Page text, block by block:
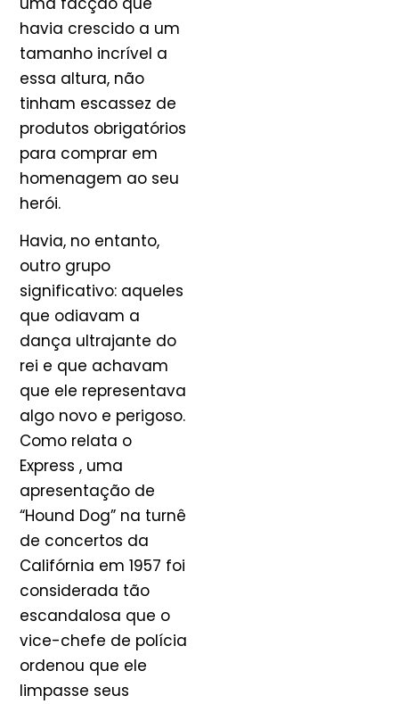
havia crescido a um
tamanho incrível a
essa altura, não
tinham escassez de
produtos obrigatórios
para comprar em
homenagem ao seu
herói.
Havia, no entanto,
outro grupo
significativo: aqueles
que odiavam a
dança ultrajante do
rei e que achavam
que ele representava
algo novo e perigoso.
Como relata o
Express , uma
apresentação de
“Hound Dog” na turnê
de concertos da
Califórnia em 1957 foi
considerada tão
escandalosa que o
vice-chefe de polícia
ordenou que ele
limpasse seus